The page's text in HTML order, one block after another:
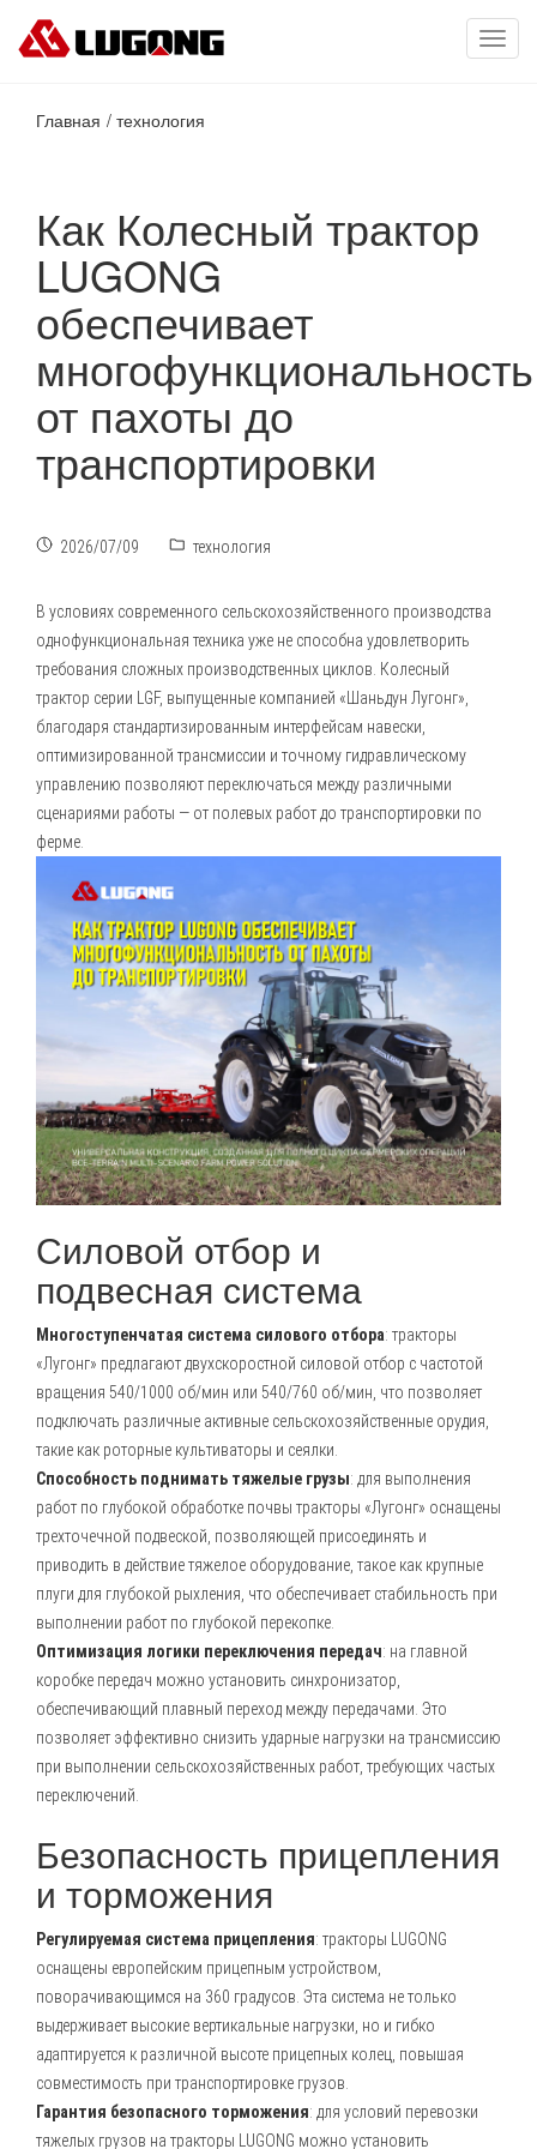
Главная технология
Как Колесный трактор
LUGONG
обеспечивает
многофункциональность
от пахоты до
транспортировки
2026/07/09 технология
В условиях современного сельскохозяйственного производства
однофункциональная техника уже не способна удовлетворить
требования сложных производственных циклов. Колесный
трактор серии LGF, выпущенные компанией «Шаньдун Лугонг»,
благодаря стандартизированным интерфейсам навески,
оптимизированной трансмиссии и точному гидравлическому
управлению позволяют переключаться между различными
сценариями работы — от полевых работ до транспортировки по
ферме.
Силовой отбор и
подвесная система
Многоступенчатая система силового отбора: тракторы
«Лугонг» предлагают двухскоростной силовой отбор с частотой
вращения 540/1000 об/мин или 540/760 об/мин, что позволяет
подключать различные активные сельскохозяйственные орудия,
такие как роторные культиваторы и сеялки.
Способность поднимать тяжелые грузы: для выполнения
работ по глубокой обработке почвы тракторы «Лугонг» оснащены
трехточечной подвеской, позволяющей присоединять и
приводить в действие тяжелое оборудование, такое как крупные
плуги для глубокой рыхления, что обеспечивает стабильность при
выполнении работ по глубокой перекопке.
Оптимизация логики переключения передач: на главной
коробке передач можно установить синхронизатор,
обеспечивающий плавный переход между передачами. Это
позволяет эффективно снизить ударные нагрузки на трансмиссию
при выполнении сельскохозяйственных работ, требующих частых
переключений.
Безопасность прицепления
и торможения
Регулируемая система прицепления: тракторы LUGONG
оснащены европейским прицепным устройством,
поворачивающимся на 360 градусов. Эта система не только
выдерживает высокие вертикальные нагрузки, но и гибко
адаптируется к различной высоте прицепных колец, повышая
совместимость при транспортировке грузов.
Гарантия безопасного торможения: для условий перевозки
тяжелых грузов на тракторы LUGONG можно установить